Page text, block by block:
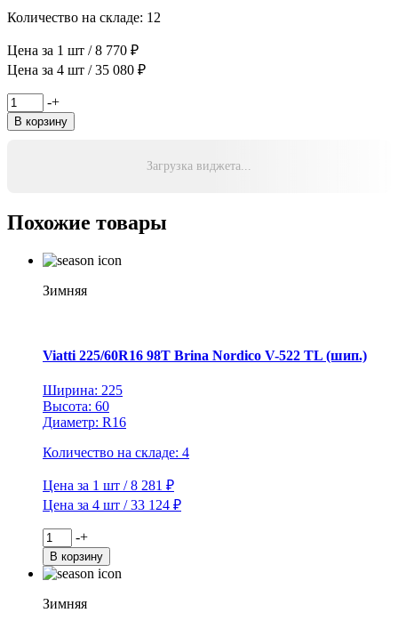
Количество на складе: 12
Цена за 1 шт / 8 770 ₽
Цена за 4 шт / 35 080 ₽
Количество
товара
Yokohama
G075
TL
-+
В корзину
Загрузка виджета...
Похожие товары
Зимняя
Viatti 225/60R16 98T Brina Nordico V-522 TL (шип.)
Ширина: 225
Высота: 60
Диаметр: R16
Количество на складе: 4
Цена за 1 шт / 8 281 ₽
Цена за 4 шт / 33 124 ₽
Количество
товара
Viatti
225/60R16
98T
-+
В корзину
Зимняя